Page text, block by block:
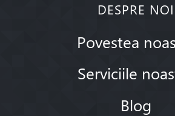
DESPRE NOI
Povestea
Serviciile
Blog